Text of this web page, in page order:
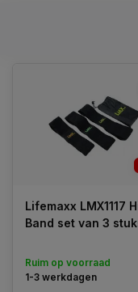
Lifemaxx LMX1117
Band set van 3
Ruim op voorraad
1-3 werkdagen